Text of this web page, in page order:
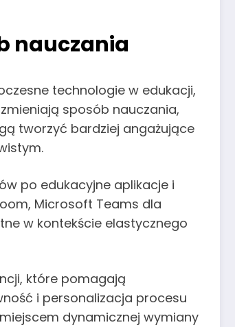
nauczania
technologie w edukacji,
sposób nauczania,
tworzyć bardziej angażujące
po edukacyjne aplikacje i
Microsoft Teams dla
w kontekście elastycznego
które pomagają
i personalizacja procesu
dynamicznej wymiany